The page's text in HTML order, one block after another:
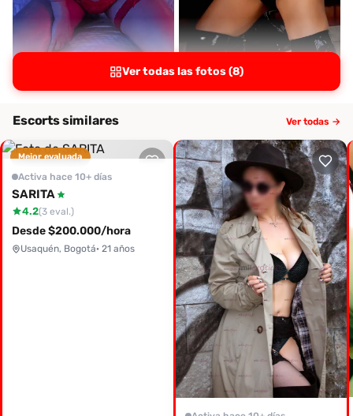
Ver todas las fotos (8)
Escorts similares Ver todas →
Mejor evaluada
Activa hace 10+ días
SARITA
4.2(3 eval.)
Desde $200.000/hora
Usaquén, Bogotá· 21 años